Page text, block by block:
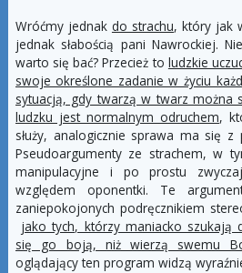
Wróćmy jednak do strachu, który jak
jednak słabością pani Nawrockiej.
warto się bać? Przecież to ludzkie
swoje określone zadanie w życiu
sytuacją, gdy twarzą w twarz można
ludzku jest normalnym odruchem,
służy, analogicznie sprawa ma się z
Pseudoargumenty ze strachem, w
manipulacyjne i po prostu
względem oponentki. Te
zaniepokojonych podręcznikiem
jako tych, którzy maniacko szukają
się go boją, niż wierzą swemu
oglądający ten program widzą